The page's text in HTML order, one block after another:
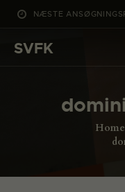
NÆSTE
SVFK
Home
DET SKER
CHANNEL